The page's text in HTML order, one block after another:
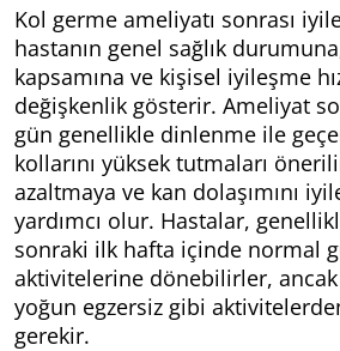
Kol germe ameliyatı sonrası
hastanın genel sağlık
kapsamına ve kişisel iyileşme
değişkenlik gösterir. Ameliyat
gün genellikle dinlenme ile
kollarını yüksek tutmaları
azaltmaya ve kan dolaşımını
yardımcı olur. Hastalar,
sonraki ilk hafta içinde normal
aktivitelerine dönebilirler, ancak
yoğun egzersiz gibi
gerekir.